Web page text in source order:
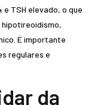
TSH elevado, o que
hipotireoidismo,
É importante
regulares e
da